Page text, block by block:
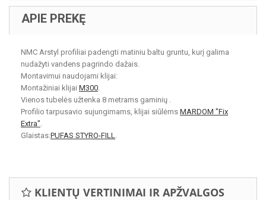
APIE PREKĘ
NMC Arstyl profiliai padengti matiniu baltu gruntu, kurį galima
nudažyti vandens pagrindo dažais.
Montavimui naudojami klijai:
Montažiniai klijai M300.
Vienos tubelės užtenka 8 metrams gaminių .
Profilio tarpusavio sujungimams, klijai siūlėms MARDOM "Fix
Extra".
Glaistas:PUFAS STYRO-FILL.
KLIENTŲ VERTINIMAI IR APŽVALGOS